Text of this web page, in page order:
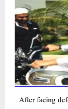
After facing